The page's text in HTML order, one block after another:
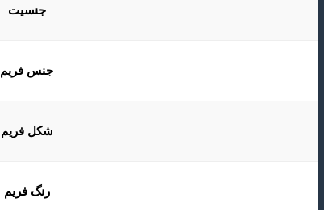
جنسیت
جنس فریم
شکل فریم
رنگ فریم